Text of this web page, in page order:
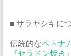
■ サラヤシキに
伝統的なベトナ
『セラドン焼き